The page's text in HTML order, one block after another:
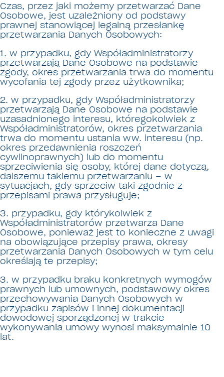
Czas, przez jaki możemy przetwarzać Dane
Osobowe, jest uzależniony od podstawy
prawnej stanowiącej legalną przesłankę
przetwarzania Danych Osobowych:
1. w przypadku, gdy Współadministratorzy
przetwarzają Dane Osobowe na podstawie
zgody, okres przetwarzania trwa do momentu
wycofania tej zgody przez użytkownika;
2. w przypadku, gdy Współadministratorzy
przetwarzają Dane Osobowe na podstawie
uzasadnionego interesu, któregokolwiek z
Współadministratorów, okres przetwarzania
trwa do momentu ustania ww. interesu (np.
okres przedawnienia roszczeń
cywilnoprawnych) lub do momentu
sprzeciwienia się osoby, której dane dotyczą,
dalszemu takiemu przetwarzaniu – w
sytuacjach, gdy sprzeciw taki zgodnie z
przepisami prawa przysługuje;
3. przypadku, gdy którykolwiek z
Współadministratorów przetwarza Dane
Osobowe, ponieważ jest to konieczne z uwagi
na obowiązujące przepisy prawa, okresy
przetwarzania Danych Osobowych w tym celu
określają te przepisy;
3. w przypadku braku konkretnych wymogów
prawnych lub umownych, podstawowy okres
przechowywania Danych Osobowych w
przypadku zapisów i innej dokumentacji
dowodowej sporządzonej w trakcie
wykonywania umowy wynosi maksymalnie 10
lat.